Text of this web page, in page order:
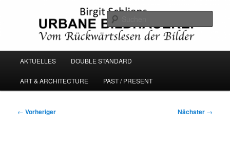
URBANE BILDHAUEREI
AKTUELLES DOUBLE STANDARD
ART & ARCHITECTURE PAST / PRESENT
Beitragsnavigation
← Vorheriger Nächster →